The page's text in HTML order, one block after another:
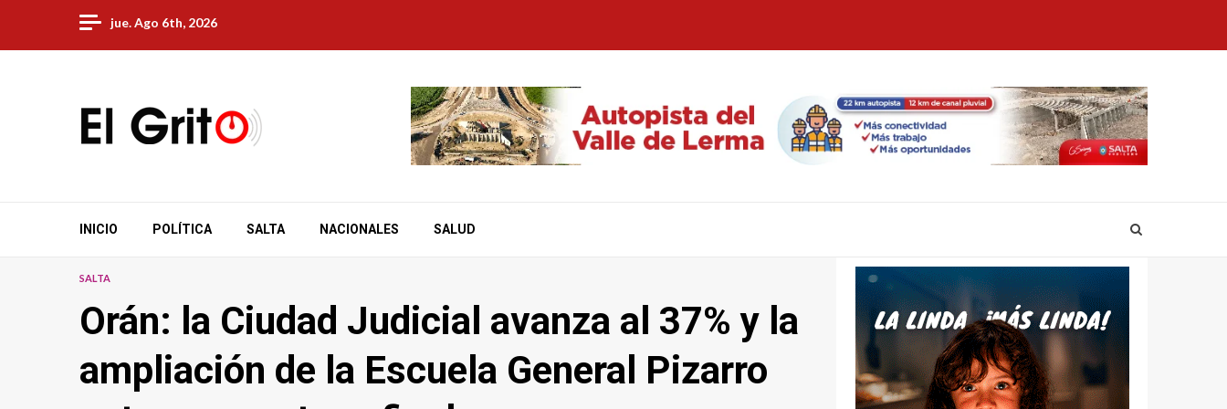
content
jue. Ago 6th, 2026
INICIO POLÍTICA SALTA NACIONALES SALUD
SALTA
Orán: la Ciudad Judicial avanza al 37% y la
ampliación de la Escuela General Pizarro